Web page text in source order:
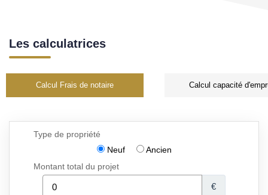
Les calculatrices
Calcul Frais de notaire Calcul capacité